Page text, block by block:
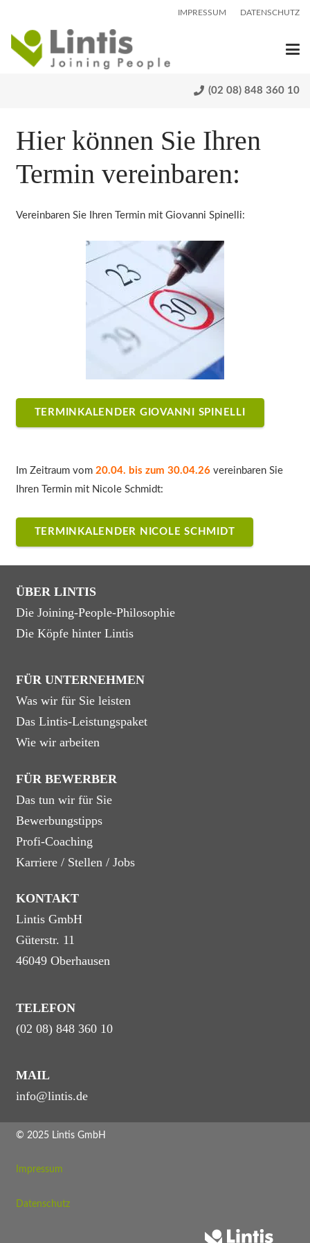
IMPRESSUM DATENSCHUTZ
(02 08) 848 360 10
Hier können Sie Ihren
Termin vereinbaren:
Vereinbaren Sie Ihren Termin mit Giovanni Spinelli:
TERMINKALENDER GIOVANNI SPINELLI
Im Zeitraum vom 20.04. bis zum 30.04.26vereinbaren Sie
Ihren Termin mit Nicole Schmidt:
TERMINKALENDER NICOLE SCHMIDT
ÜBER LINTIS
Die Joining-People-Philosophie
Die Köpfe hinter Lintis
FÜR UNTERNEHMEN
Was wir für Sie leisten
Das Lintis-Leistungspaket
Wie wir arbeiten
FÜR BEWERBER
Das tun wir für Sie
Bewerbungstipps
Profi-Coaching
Karriere / Stellen / Jobs
KONTAKT
Lintis GmbH
Güterstr. 11
46049 Oberhausen
TELEFON
(02 08) 848 360 10
MAIL
info@lintis.de
© 2025 Lintis GmbH
Impressum
Datenschutz